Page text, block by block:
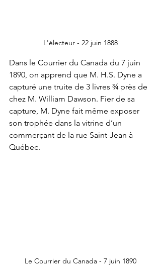
L'électeur - 22 juin 1888
Dans le Courrier du Canada du 7 juin
1890, on apprend que M. H.S. Dyne a
capturé une truite de 3 livres ¾ près de
chez M. William Dawson. Fier de sa
capture, M. Dyne fait même exposer
son trophée dans la vitrine d’un
commerçant de la rue Saint-Jean à
Québec.
Le Courrier du Canada - 7 juin 1890